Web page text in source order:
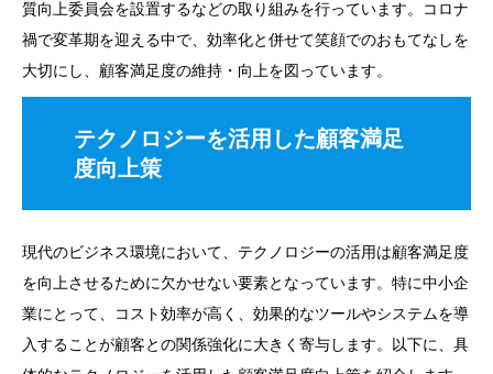
質向上委員会を設置するなどの取り組みを行っています。コロナ
禍で変革期を迎える中で、効率化と併せて笑顔でのおもてなしを
大切にし、顧客満足度の維持・向上を図っています。
テクノロジーを活用した顧客満足
度向上策
現代のビジネス環境において、テクノロジーの活用は顧客満足度
を向上させるために欠かせない要素となっています。特に中小企
業にとって、コスト効率が高く、効果的なツールやシステムを導
入することが顧客との関係強化に大きく寄与します。以下に、具